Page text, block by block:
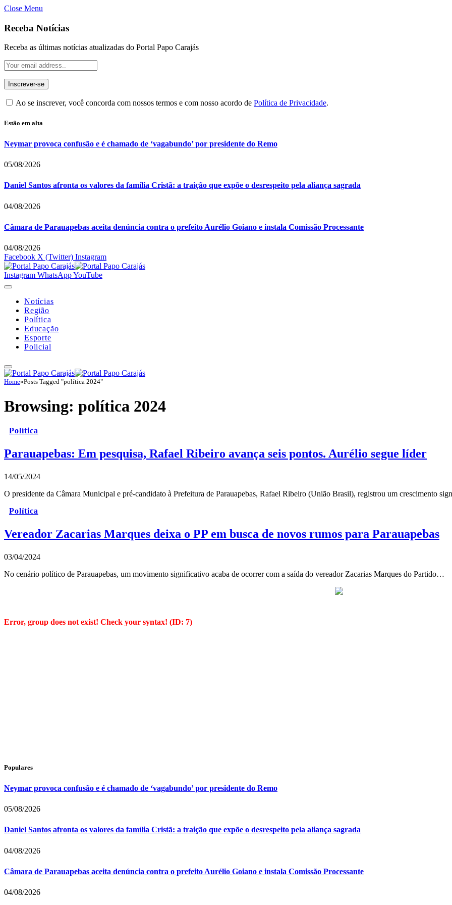
Close Menu
Receba Notícias
Receba as últimas notícias atualizadas do Portal Papo Carajás
Ao se inscrever, você concorda com nossos termos e com nosso acordo de Política de Privacidade.
Estão em alta
Neymar provoca confusão e é chamado de ‘vagabundo’ por presidente do Remo
05/08/2026
Daniel Santos afronta os valores da família Cristã: a traição que expõe o desrespeito pela aliança sagrada
04/08/2026
Câmara de Parauapebas aceita denúncia contra o prefeito Aurélio Goiano e instala Comissão Processante
04/08/2026
Facebook X (Twitter) Instagram
Instagram WhatsAppYouTube
Notícias
Região
Política
Educação
Esporte
Policial
Home»Posts Tagged "política 2024"
Browsing: política 2024
Política
Parauapebas: Em pesquisa, Rafael Ribeiro avança seis pontos. Aurélio segue líder
14/05/2024
O presidente da Câmara Municipal e pré-candidato à Prefeitura de Parauapebas, Rafael Ribeiro (União Brasil), registrou um crescimento
Política
Vereador Zacarias Marques deixa o PP em busca de novos rumos para Parauapebas
03/04/2024
No cenário político de Parauapebas, um movimento significativo acaba de ocorrer com a saída do vereador Zacarias Marques do Partido…
Error, group does not exist! Check your syntax! (ID: 7)
Populares
Neymar provoca confusão e é chamado de ‘vagabundo’ por presidente do Remo
05/08/2026
Daniel Santos afronta os valores da família Cristã: a traição que expõe o desrespeito pela aliança sagrada
04/08/2026
Câmara de Parauapebas aceita denúncia contra o prefeito Aurélio Goiano e instala Comissão Processante
04/08/2026